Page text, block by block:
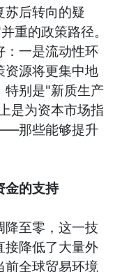
苏后转向的疑
重的政策路径。
：一是流动性环
资源将更集中地
特别是"新质生产
是为资本市场指
那些能够提升
金的支持
降至零，这一技
接降低了大量外
前全球贸易环境